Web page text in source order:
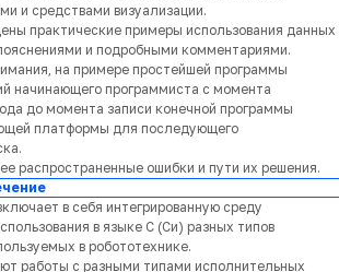
и средствами визуализации.
практические примеры использования данных
и подробными комментариями.
на примере простейшей программы
начинающего программиста с момента
до момента записи конечной программы
платформы для последующего
распространенные ошибки и пути их решения.
в себя интегрированную среду
в языке C (Си) разных типов
в робототехнике.
работы с разными типами исполнительных